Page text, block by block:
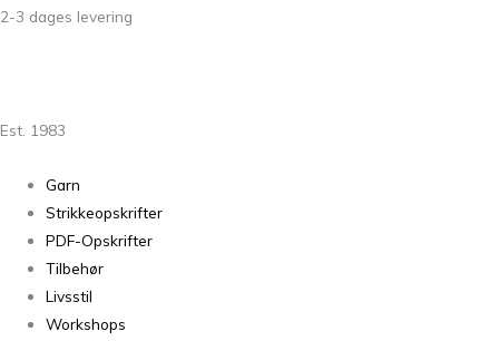
2-3 dages levering
Est. 1983
Garn
Strikkeopskrifter
PDF-Opskrifter
Tilbehør
Livsstil
Workshops